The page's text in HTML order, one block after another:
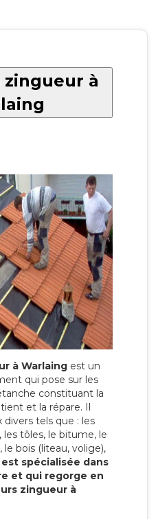
zingueur à
à Warlaing est un
qui pose sur les
constituant la
et la répare. Il
divers tels que : les
les tôles, le bitume, le
le bois (liteau, volige),
spécialisée dans
et qui regorge en
zingueur à